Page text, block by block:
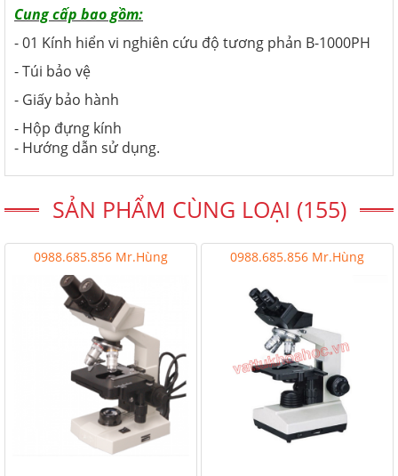
Cung cấp bao gồm:
- 01 Kính hiển vi nghiên cứu độ tương phản B-1000PH
- Túi bảo vệ
- Giấy bảo hành
- Hộp đựng kính
- Hướng dẫn sử dụng.
SẢN PHẨM CÙNG LOẠI (155)
0988.685.856 Mr.Hùng 0988.685.856 Mr.Hùng